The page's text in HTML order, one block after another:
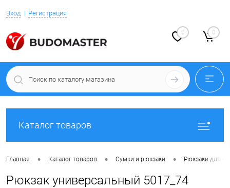
Вход Регистрация
0 0
Каталог товаров
Главная • Каталог товаров • Сумки и рюкзаки • Рюкзаки для
Рюкзак универсальный 5017_74